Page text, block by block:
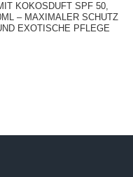
KOKOSDUFT SPF 50,
– MAXIMALER SCHUTZ
EXOTISCHE PFLEGE